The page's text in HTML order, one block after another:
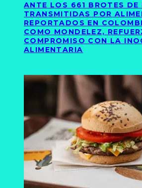
ANTE LOS 661 BROTES DE
TRANSMITIDAS POR
REPORTADOS EN
COMO MONDELEZ,
COMPROMISO CON LA
ALIMENTARIA